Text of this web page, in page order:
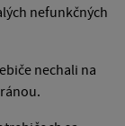
nefunkčných
nechali na